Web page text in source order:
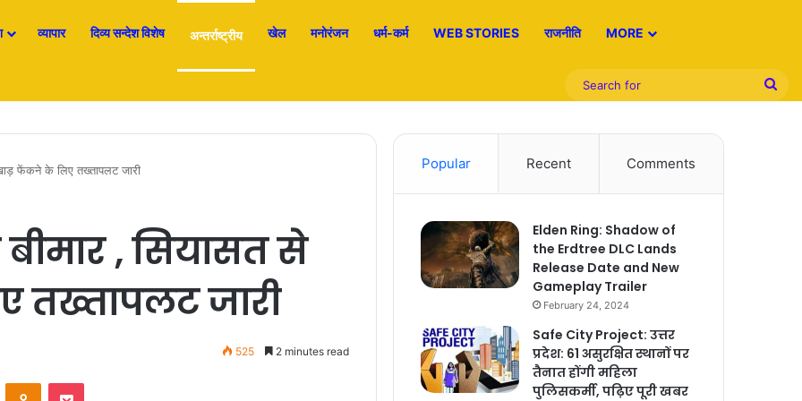
व्यापार दिव्य सन्देश विशेष अन्तर्राष्ट्रीय खेल मनोरंजन धर्म-कर्म WEB STORIES राजनीति MORE
फेंकने के लिए तख्तापलट जारी
, सियासत से
जारी
525 2 minutes read
Popular Recent Comments
Elden Ring: Shadow of
the Erdtree DLC Lands
Release Date and New
Gameplay Trailer
February 24, 2024
Safe City Project: उत्तर
प्रदेश: 61 असुरक्षित स्थानों पर
तैनात होंगी महिला
पुलिसकर्मी, पढ़िए पूरी खबर